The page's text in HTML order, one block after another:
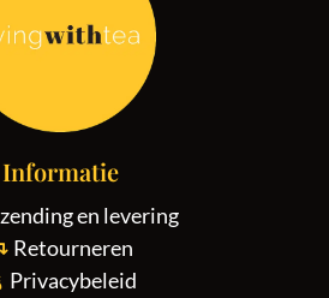
Informatie
en levering
Retourneren
Privacybeleid